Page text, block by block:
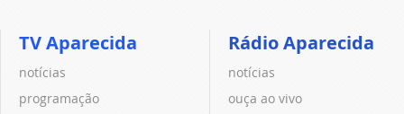
TV Aparecida
notícias
programação
Rádio Aparecida
notícias
ouça ao vivo